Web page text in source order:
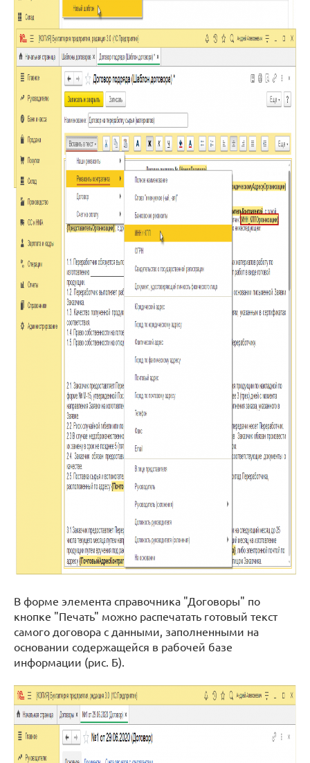
В форме элемента справочника "Договоры" по
кнопке "Печать" можно распечатать готовый текст
самого договора с данными, заполненными на
основании содержащейся в рабочей базе
информации (рис. Б).